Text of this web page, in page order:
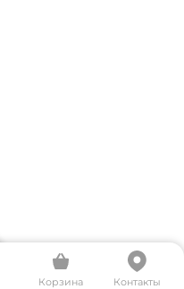
Корзина Контакты